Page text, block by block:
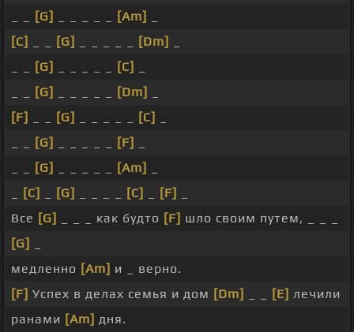
[G] [Am]
[C]
[G] [Dm]
[G] [C]
[G] [Dm]
[F]
[G] [C]
[G] [F]
[G] [Am]
[C] [G] [C] [F]
Все [G] _ _ _ как будто [F] шло своим путем, _ _ _
[G]
медленно [Am] и _ верно.
[F] Успех в делах семья и дом [Dm] [E] лечили
ранами [Am] дня.